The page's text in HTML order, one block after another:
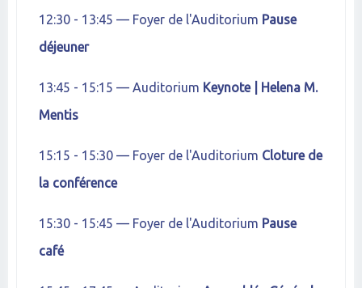
12:30 - 13:45 — Foyer de l'Auditorium Pause
déjeuner
13:45 - 15:15 — Auditorium Keynote | Helena M.
Mentis
15:15 - 15:30 — Foyer de l'Auditorium Cloture de
la conférence
15:30 - 15:45 — Foyer de l'Auditorium Pause
café